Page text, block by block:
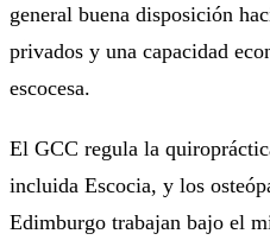
general buena disposición
privados y una capacidad
escocesa.
El GCC regula la
incluida Escocia, y los
Edimburgo trabajan bajo el